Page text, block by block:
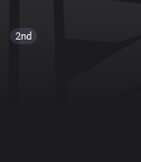
2nd